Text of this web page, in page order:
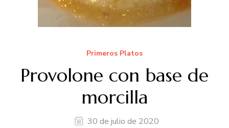
Primeros Platos
Provolone con base de
morcilla
30 de julio de 2020